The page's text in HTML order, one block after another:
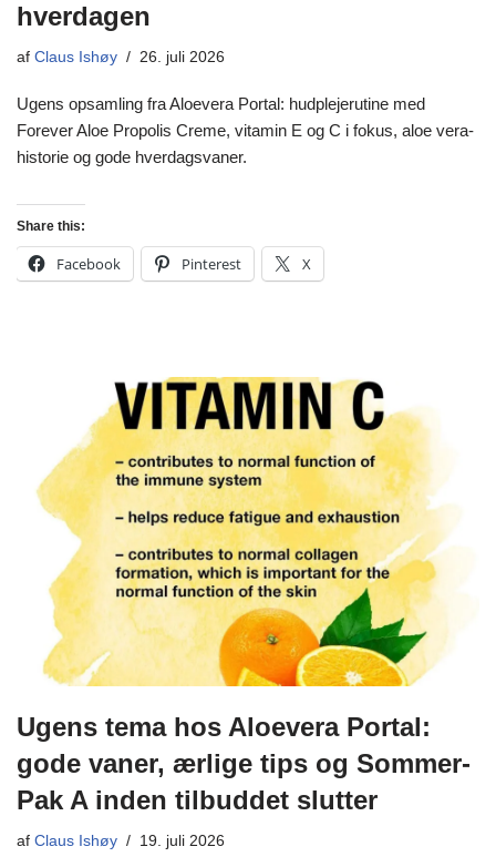
hverdagen
af Claus Ishøy 26. juli 2026
Ugens opsamling fra Aloevera Portal: hudplejerutine med
Forever Aloe Propolis Creme, vitamin E og C i fokus, aloe vera-
historie og gode hverdagsvaner.
Share this:
Facebook Pinterest X
Ugens tema hos Aloevera Portal:
gode vaner, ærlige tips og Sommer-
Pak A inden tilbuddet slutter
af Claus Ishøy 19. juli 2026